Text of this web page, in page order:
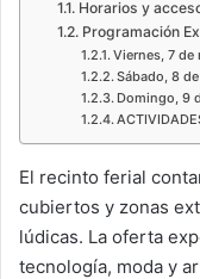
Horarios y
Programación
Viernes, 7 de
Sábado, 8
Domingo, 9
El recinto ferial
cubiertos y zonas
lúdicas. La oferta
tecnología, moda y